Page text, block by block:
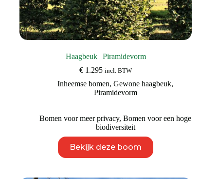
Haagbeuk | Piramidevorm
€ 1.295 incl. BTW
Inheemse bomen,Gewone haagbeuk,
Piramidevorm
Bomen voor meer privacy,Bomen voor een hoge
biodiversiteit
Bekijk deze boom
product
heeft